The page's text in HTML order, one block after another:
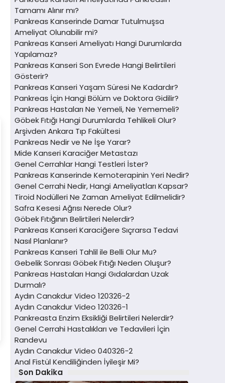
Tamamı Alınır mı?
Pankreas Kanserinde Damar Tutulmuşsa
Ameliyat Olunabilir mi?
Pankreas Kanseri Ameliyatı Hangi Durumlarda
Yapılamaz?
Pankreas Kanseri Son Evrede Hangi Belirtileri
Gösterir?
Pankreas Kanseri Yaşam Süresi Ne Kadardır?
Pankreas İçin Hangi Bölüm ve Doktora Gidilir?
Pankreas Hastaları Ne Yemeli, Ne Yememeli?
Göbek Fıtığı Hangi Durumlarda Tehlikeli Olur?
Arşivden Ankara Tıp Fakültesi
Pankreas Nedir ve Ne İşe Yarar?
Mide Kanseri Karaciğer Metastazı
Genel Cerrahlar Hangi Testleri İster?
Pankreas Kanserinde Kemoterapinin Yeri Nedir?
Genel Cerrahi Nedir, Hangi Ameliyatları Kapsar?
Tiroid Nodülleri Ne Zaman Ameliyat Edilmelidir?
Safra Kesesi Ağrısı Nerede Olur?
Göbek Fıtığının Belirtileri Nelerdir?
Pankreas Kanseri Karaciğere Sıçrarsa Tedavi
Nasıl Planlanır?
Pankreas Kanseri Tahlil ile Belli Olur Mu?
Gebelik Sonrası Göbek Fıtığı Neden Oluşur?
Pankreas Hastaları Hangi Gıdalardan Uzak
Durmalı?
Aydın Canakdur Video 120326-2
Aydın Canakdur Video 120326-1
Pankreasta Enzim Eksikliği Belirtileri Nelerdir?
Genel Cerrahi Hastalıkları ve Tedavileri İçin
Randevu
Aydın Canakdur Video 040326-2
Anal Fistül Kendiliğinden İyileşir Mi?
Son Dakika